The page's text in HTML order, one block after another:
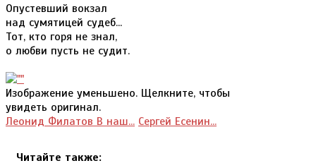
Опустевший вокзал
над сумятицей судеб...
Тот, кто горя не знал,
о любви пусть не судит.
Изображение уменьшено. Щелкните, чтобы
увидеть оригинал.
Леонид Филатов В наш... Сергей Есенин...
Читайте также: